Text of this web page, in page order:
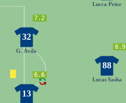
7.2
32
G. Ávila
6.6
13
Lucca Prior
6.9
88
Lucas Sasha